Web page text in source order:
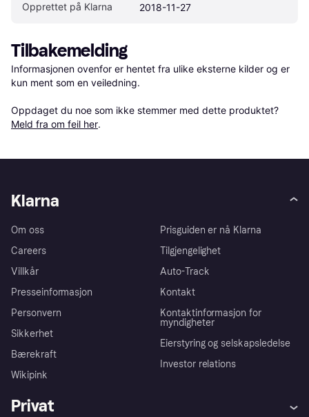
Opprettet på Klarna 2018-11-27
Tilbakemelding
Informasjonen ovenfor er hentet fra ulike eksterne kilder og er
kun ment som en veiledning.
Oppdaget du noe som ikke stemmer med dette produktet?
Meld fra om feil her.
Klarna
Om oss
Careers
Villkår
Presseinformasjon
Personvern
Sikkerhet
Bærekraft
Wikipink
Prisguiden er nå Klarna
Tilgjengelighet
Auto-Track
Kontakt
Kontaktinformasjon for
myndigheter
Eierstyring og selskapsledelse
Investor relations
Privat